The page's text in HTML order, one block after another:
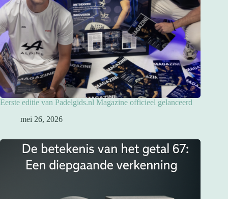
Eerste editie van Padelgids.nl Magazine officieel gelanceerd
mei 26, 2026